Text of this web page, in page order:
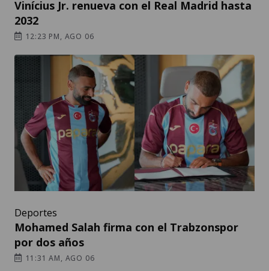
Vinícius Jr. renueva con el Real Madrid hasta
2032
12:23 PM, AGO 06
Deportes
Mohamed Salah firma con el Trabzonspor
por dos años
11:31 AM, AGO 06